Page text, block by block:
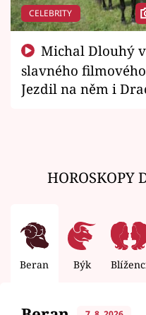
CELEBRITY
slavného
Jezdil na něm i
HOROSKOPY
Beran Býk